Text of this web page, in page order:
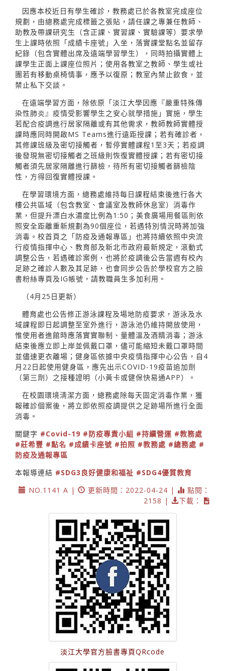
因應本校近日有學生確診，教務處已於各教室完成座位
規劃，由總務處完成標籤之張貼，請任課之專兼任教師、
助教及帶課研究生（含正課、實習課、實驗課等）要求學
生上課時依照「成績卡座號」入坐，落實課堂點名並留存
紀錄（包含實體出席及遠端學習學生），同時拍攝實體上
課學生正面上課座位照片；使用各教室之教師、學生或社
團若有移動桌椅情事，應予以復原；教室內禁止飲食，並
禁止私下交談。
在遠端學習方面，除依原「淡江大學因應『嚴重特殊傳
染性肺炎』疫情受影響學生之安心就學措施」實施，學生
若配合疫調進行居家隔離或有其他需求，教師教師實體授
課時應同時開啟MS Teams進行遠距授課；若有確診者，
其修課班級及密切接觸者，暫停實體課程1至3天；若疫調
後發現無密切接觸者之班級則恢復實體授課；若有密切接
觸者須先居家隔離進行篩檢，待所有密切接觸者篩檢陰
性，方得回復實體授課。
在學習環境方面，總務處維持每日課程結束後進行各大
樓公共區域（包含教室、會議室及教師休息室）消毒作
業，但提升漂白水濃度比例為1:50；美食廣場用餐區則依
照安全距離重新規劃為90個座位，若遇特別情況時將加強
消毒。校首頁之「防疫及通報專區」也將持續依照中央流
行疫情指揮中心、教育部及新北市政府最新規定，滾動式
調整公告，若遇確診案例，也將於疫調後公告當週有校內
足跡之確診人數及其足跡，也會同步公告於學校官方之臉
書粉絲專頁及IG帳號，請教職員生多加利用。
（4月25日更新）
體育處也公告修正游泳課程及場地防疫要求，游泳及水
域課程即日起調整至室外進行，游泳池仍維持開放使用，
惟使用者進館時應落實實聯制、量體溫及酒精消毒；游泳
結束後應立即上岸並佩戴口罩，儘可能縮短未戴口罩時間
並儘速更衣離場；健身區依據中央疫情指揮中心公告，自4
月22日起使用健身區，應先出示COVID-19疫苗追加劑
（第三劑）之接種證明（小黃卡或健保快易通APP）。
在校園環境淸潔方面，總務處除每天固定消毒作業，獲
報確診個案後，將立即依照疫調提供之足跡場所進行全面
消毒。
關鍵字 #Covid-19 #防疫專責小組 #持續營運 #教務處
#莊希豐 #點名 #成績卡座號 #拍照 #教務處 #總務處 #
防疫及通報專區
本報導連結 #SDG3良好健康和福祉 #SDG4優質教育
NO.1141 A |
更新時間：2022-04-24 |
點閱：
2158 |
下載：
淡江大學官方臉書專頁QRcode